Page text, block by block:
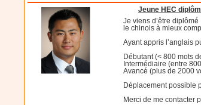
Jeune HEC
Je viens d’être
le chinois à mieux
Ayant appris l’anglais
Débutant (< 800 mots
Intermédiaire (entre
Avancé (plus de 2000
Déplacement possible
Merci de me contacter